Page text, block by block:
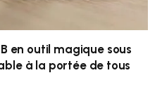
en outil magique sous
à la portée de tous